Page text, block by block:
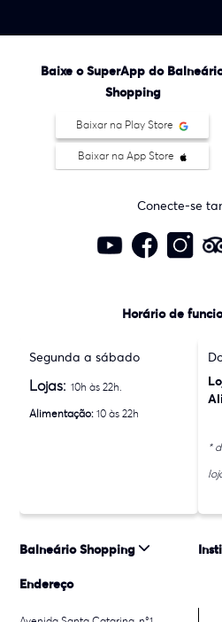
Baixe o SuperApp do
Shopping
Baixar na Play Store
Baixar na App Store
Conecte-se
Horário de
Segunda a sábado
Lojas:10h às 22h.
Alimentação: 10 às 22h
*
Balneário Shopping
Endereço